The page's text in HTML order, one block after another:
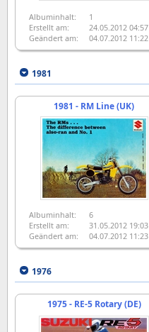
Albuminhalt:
1
Erstellt am:
24.05.2012 04:57
Geändert am:
04.07.2012 11:22
1981
1981 - RM Line (UK)
Albuminhalt:
6
Erstellt am:
31.05.2012 19:03
Geändert am:
04.07.2012 11:23
1976
1975 - RE-5 Rotary (DE)